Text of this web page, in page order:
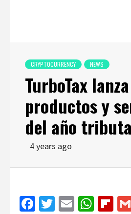
CRYPTOCURRENCY NEWS
TurboTax
productos y
del año
4 years ago
Facebook
Twitter
Email